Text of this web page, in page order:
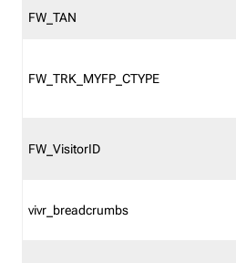
FW_TAN
FW_TRK_MYFP_CTYPE
FW_VisitorID
vivr_breadcrumbs